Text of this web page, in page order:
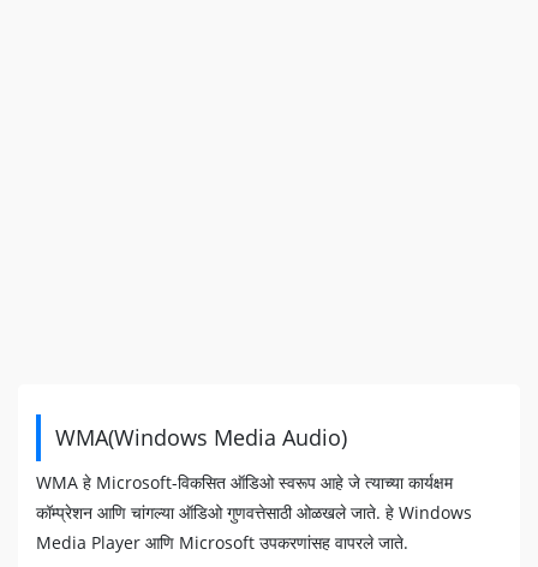
WMA(Windows Media Audio)
WMA हे Microsoft-विकसित ऑडिओ स्वरूप आहे जे त्याच्या कार्यक्षम
कॉम्प्रेशन आणि चांगल्या ऑडिओ गुणवत्तेसाठी ओळखले जाते. हे Windows
Media Player आणि Microsoft उपकरणांसह वापरले जाते.